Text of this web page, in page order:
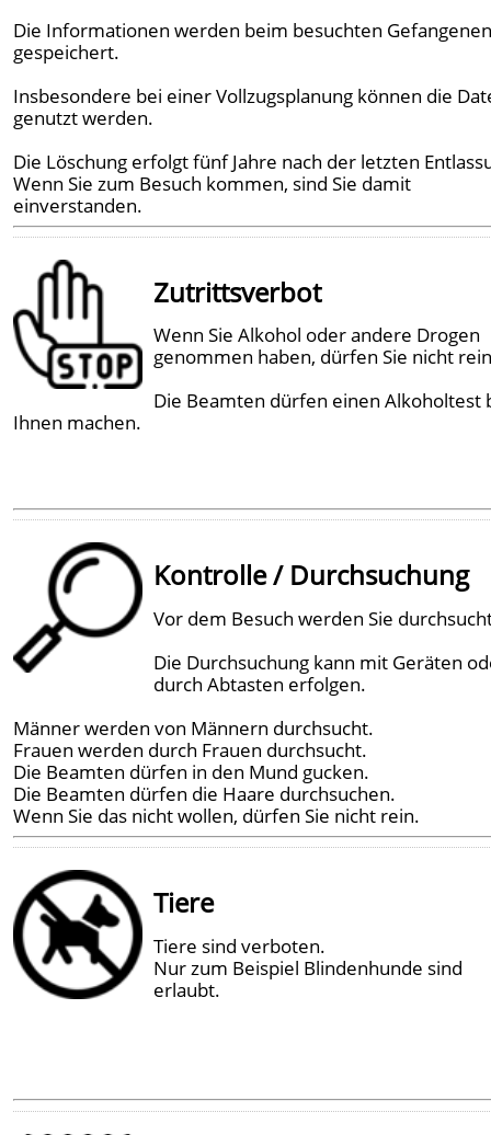
Die Informationen werden beim besuchten
gespeichert.
Insbesondere bei einer Vollzugsplanung können die
genutzt werden.
Die Löschung erfolgt fünf Jahre nach der letzten
Wenn Sie zum Besuch kommen, sind Sie damit
einverstanden.
Zutrittsverbot
Wenn Sie Alkohol oder andere Drogen
genommen haben, dürfen Sie nicht
Die Beamten dürfen einen Alkoholtest
Ihnen machen.
Kontrolle / Durchsuchung
Vor dem Besuch werden Sie
Die Durchsuchung kann mit Geräten
durch Abtasten erfolgen.
Männer werden von Männern durchsucht.
Frauen werden durch Frauen durchsucht.
Die Beamten dürfen in den Mund gucken.
Die Beamten dürfen die Haare durchsuchen.
Wenn Sie das nicht wollen, dürfen Sie nicht rein.
Tiere
Tiere sind verboten.
Nur zum Beispiel Blindenhunde sind
erlaubt.